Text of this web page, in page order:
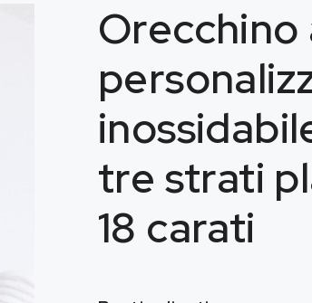
Orecchino
tre strati
18 carati